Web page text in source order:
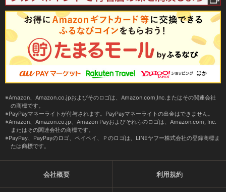
Amazon、Amazon.co.jpおよびそのロゴは、Amazon.com,Inc.またはその関連会社
の商標です。
PayPayマネーライトが付与されます。PayPayマネーライトの出金はできません。
Amazon、Amazon.co.jp、Amazon Payおよびそれらのロゴは、Amazon.com, Inc.
またはその関連会社の商標です。
PayPay、PayPayのロゴ、ペイペイ、Ｐのロゴは、LINEヤフー株式会社の登録商標ま
たは商標です。
会社概要 利用規約